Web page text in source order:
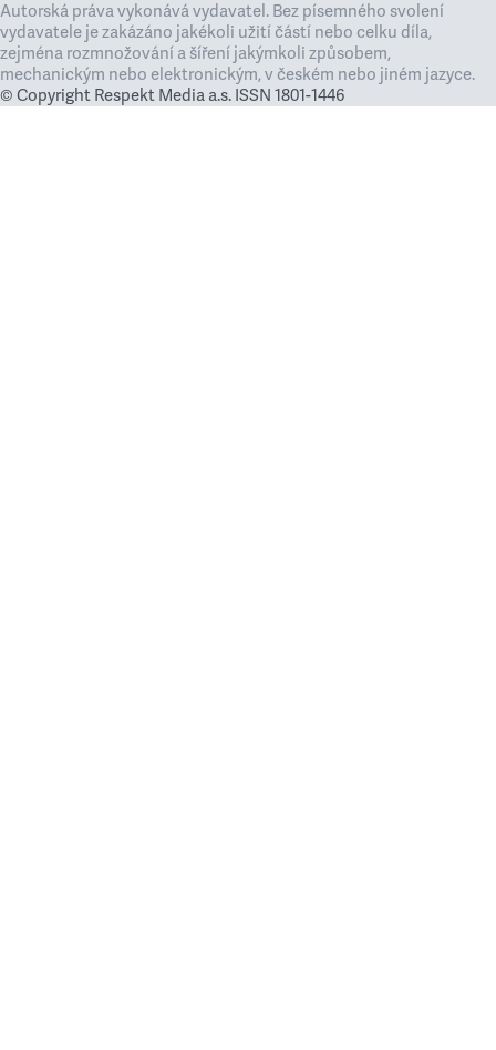
Autorská práva vykonává vydavatel. Bez písemného svolení
vydavatele je zakázáno jakékoli užití částí nebo celku díla,
zejména rozmnožování a šíření jakýmkoli způsobem,
mechanickým nebo elektronickým, v českém nebo jiném jazyce.
© Copyright Respekt Media a.s. ISSN 1801-1446